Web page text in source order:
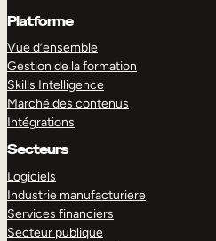
Platforme
Vue d’ensemble
Gestion de la formation
Skills Intelligence
Marché des contenus
Intégrations
Secteurs
Logiciels
Industrie manufacturiere
Services financiers
Secteur publique